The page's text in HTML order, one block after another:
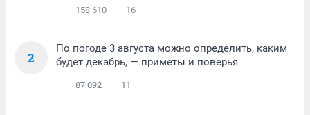
158 610 16
2
По погоде 3 августа можно определить, каким
будет декабрь, — приметы и поверья
87 092 11